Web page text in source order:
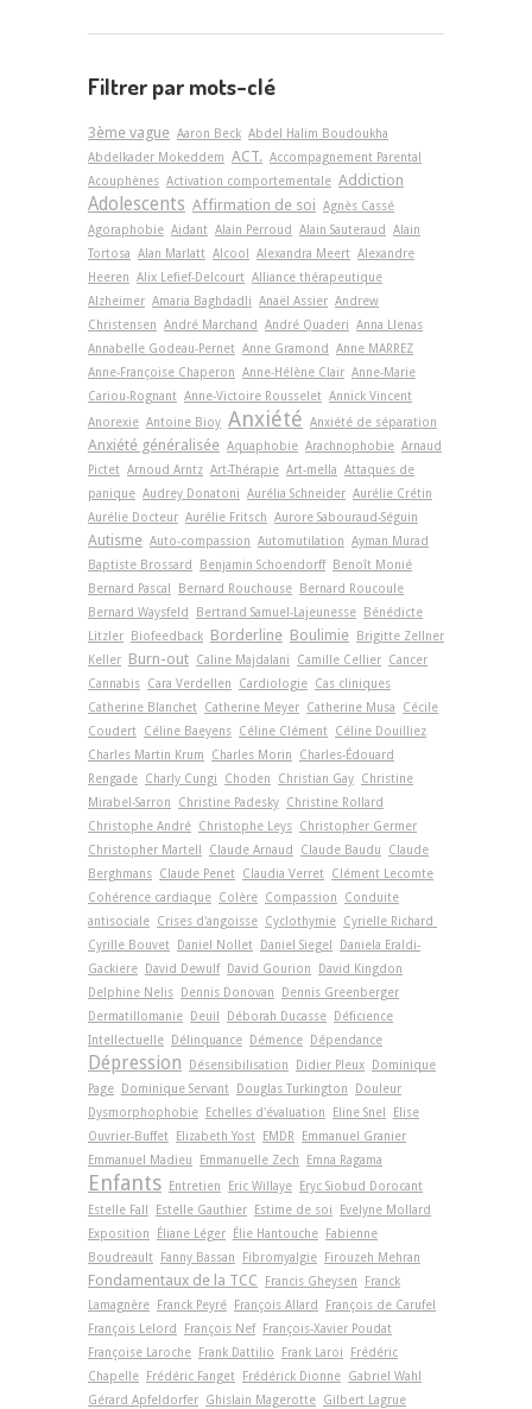
Filtrer par mots-clé
3ème vague Aaron Beck Abdel Halim Boudoukha
Abdelkader Mokeddem ACT. Accompagnement Parental
Acouphènes Activation comportementale Addiction
Adolescents Affirmation de soi Agnès Cassé
Agoraphobie Aidant Alain Perroud Alain Sauteraud
Alain
Tortosa Alan Marlatt Alcool Alexandra Meert Alexandre
Heeren Alix Lefief-Delcourt Alliance thérapeutique
Alzheimer Amaria Baghdadli Anaël Assier Andrew
Christensen André Marchand André Quaderi Anna Llenas
Annabelle Godeau-Pernet Anne Gramond
Anne MARREZ
Anne-Françoise Chaperon Anne-Hélène Clair Anne-Marie
Cariou-Rognant Anne-Victoire Rousselet Annick Vincent
Anorexie Antoine Bioy Anxiété Anxiété de séparation
Anxiété généralisée Aquaphobie Arachnophobie Arnaud
Pictet Arnoud Arntz Art-Thérapie Art-­mella Attaques de
panique Audrey Donatoni Aurélia Schneider Aurélie Crétin
Aurélie Docteur Aurélie Fritsch Aurore Sabouraud-Séguin
Autisme Auto-compassion Automutilation Ayman Murad
Baptiste Brossard
Benjamin Schoendorff
Benoît Monié
Bernard Pascal
Bernard Rouchouse
Bernard Roucoule
Bernard Waysfeld
Bertrand Samuel-Lajeunesse
Bénédicte
Litzler
Biofeedback Borderline Boulimie
Brigitte Zellner
Keller Burn-out Caline Majdalani Camille Cellier Cancer
Cannabis Cara Verdellen Cardiologie Cas cliniques
Catherine Blanchet Catherine Meyer Catherine Musa
Cécile
Coudert Céline Baeyens Céline Clément Céline Douilliez
Charles Martin Krum
Charles Morin
Charles-Édouard
Rengade Charly Cungi Choden Christian Gay Christine
Mirabel-Sarron
Christine Padesky Christine Rollard
Christophe André Christophe Leys Christopher Germer
Christopher Martell
Claude Arnaud Claude Baudu
Claude
Berghmans Claude Penet Claudia Verret Clément Lecomte
Cohérence cardiaque Colère Compassion
Conduite
antisociale Crises d'angoisse Cyclothymie Cyrielle Richard
Cyrille Bouvet
Daniel Nollet Daniel Siegel
Daniela Eraldi-
Gackiere
David Dewulf David Gourion
David Kingdon
Delphine Nelis
Dennis Donovan
Dennis Greenberger
Dermatillomanie
Deuil Déborah Ducasse
Déficience
Intellectuelle
Délinquance Démence Dépendance
Dépression Désensibilisation Didier Pleux
Dominique
Page
Dominique Servant Douglas Turkington
Douleur
Dysmorphophobie
Echelles d'évaluation Eline Snel
Elise
Ouvrier-Buffet
Elizabeth Yost EMDR
Emmanuel Granier
Emmanuel Madieu
Emmanuelle Zech Emna Ragama
Enfants Entretien Eric Willaye
Eryc Siobud Dorocant
Estelle Fall
Estelle Gauthier Estime de soi
Evelyne Mollard
Exposition
Éliane Léger Élie Hantouche
Fabienne
Boudreault
Fanny Bassan Fibromyalgie Firouzeh Mehran
Fondamentaux de la TCC Francis Gheysen
Franck
Lamagnère
Franck Peyré François Allard
François de Carufel
François Lelord
François Nef
François-Xavier Poudat
Françoise Laroche
Frank Dattilio Frank Laroi
Frédéric
Chapelle
Frédéric Fanget Frédérick Dionne Gabriel Wahl
Gérard Apfeldorfer Ghislain Magerotte Gilbert Lagrue